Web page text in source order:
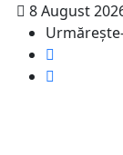
ȘOC! Fraudă de
8 August